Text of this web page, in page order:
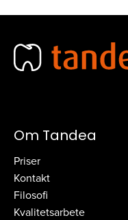
Om Tandea
Priser
Kontakt
Filosofi
Kvalitetsarbete